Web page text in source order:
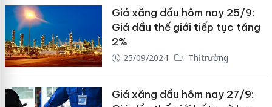
Giá xăng dầu hôm nay 25/9:
Giá dầu thế giới tiếp tục tăng
2%
25/09/2024 Thị trường
Giá xăng dầu hôm nay 27/9: